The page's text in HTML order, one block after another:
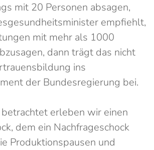
mit 20 Personen absagen,
empfiehlt,
mit mehr als 1000
dann trägt das nicht
ins
der Bundesregierung bei.
erleben wir einen
dem ein Nachfrageschock
Produktionspausen und